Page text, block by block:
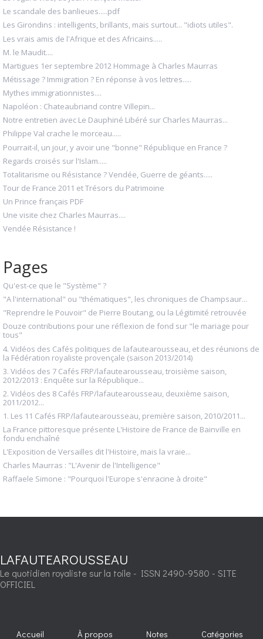
Le scandale des banlieues.....pdf
Les Girondins : intelligents, brillants, mais surtout... "idiots utiles".
Les vrais amis de l'Afrique et des Africains.....
M. le Maudit....
Martigues 1er septembre 2012 Hommage à Charles Maurras
Métissage ? Immigration ? En réponse à vos lettres.....
Mythes immigrationnistes....
Napoléon : Chateaubriand contre Villepin...
Notre entretien avec Le Dauphiné Libéré sur Charles Maurras...
Philippe Val crache le morceau.....
Pourrait-il, un jour, y avoir une "bonne" République en France ?
Regards croisés sur l'Islam.....
Totalitarisme ou Résistance ? Vendée, Guerre de géants.....
Tour de France 2011 et Trésors du Patrimoine
Un Prince français PDF
Une visite chez Charles Maurras....
Vendée Résistance !
Pages
Qu'est-ce que le "Système" ?
"A l'international" ou "thématiques", les chroniques de Champsaur...
"Reprendre le Pouvoir" de Pierre Boutang, ou la Légitimité retrouvée
Douze contributions pour une réflexion de fond sur "le mariage pour
tous"
4. Vidéos des Cafés politiques de lafautearousseau, et des réunions de
la Fédération royaliste provençale (saison 2013/2014)
3. Vidéos des 7 Cafés FRP/lafautearousseau, troisième saison,
2012/2013 : Enquête sur la République...
2. Vidéos des 8 Cafés FRP/lafautearousseau, deuxième saison,
2011/2012...
1. Les 11 Cafés FRP/lafautearousseau, première saison, 2010/2011...
La France pittoresque présente L'Histoire de France de Bainville en
fondu enchaîné
L'Exposition de Versailles dit l'Histoire, mais la vraie...
Charles Maurras : "L'Avenir de l'Intelligence"
Raffaele Simone : "Pourquoi l'Europe s'enracine à droite"
LAFAUTEAROUSSEAU
Le quotidien royaliste sur la toile - ISSN 2490-9580 - SITE
OFFICIEL
Accueil À propos Notes Catégories